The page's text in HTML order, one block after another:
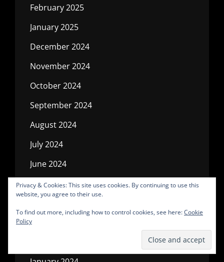
February 2025
January 2025
December 2024
November 2024
October 2024
September 2024
August 2024
July 2024
June 2024
May 2024
March 2024
Privacy & Cookies: This site uses cookies. By continuing to use this
website, you agree to their use.
To find out more, including how to control cookies, see here:Cookie
Policy